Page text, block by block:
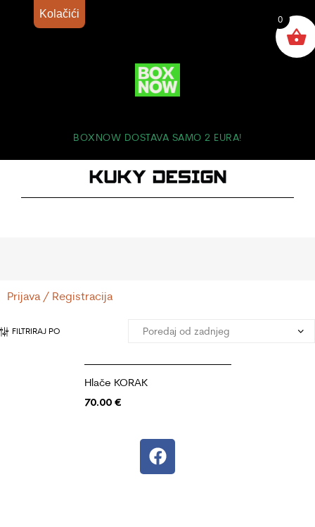
BOXNOW DOSTAVA SAMO 2 EURA!
Prijava / Registracija
FILTRIRAJ PO
Hlače KORAK
70.00 €
0
Kolačići